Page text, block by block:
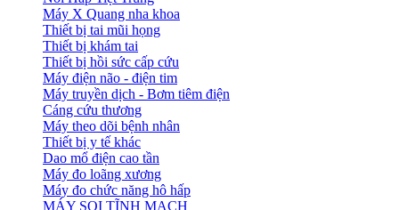
Máy X Quang nha khoa
Thiết bị tai mũi họng
Thiết bị khám tai
Thiết bị hồi sức cấp cứu
Máy điện não - điện tim
Máy truyền dịch - Bơm tiêm điện
Cáng cứu thương
Máy theo dõi bệnh nhân
Thiết bị y tế khác
Dao mổ điện cao tần
Máy đo loãng xương
Máy đo chức năng hô hấp
MÁY SOI TĨNH MẠCH